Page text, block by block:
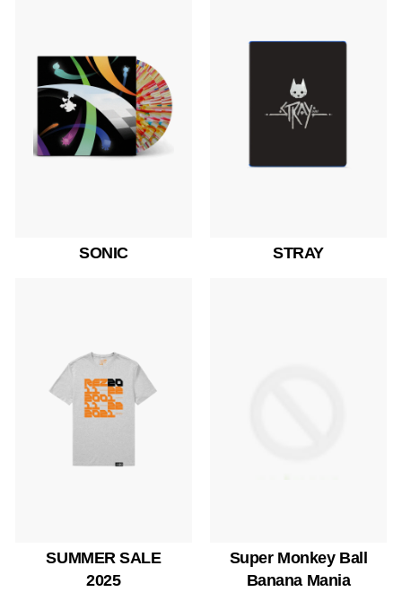
SONIC STRAY
SUMMER SALE
2025
Super Monkey Ball
Banana Mania